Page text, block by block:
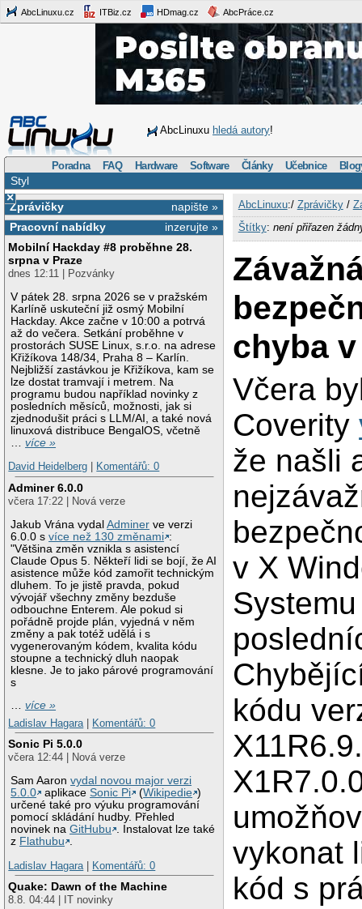
AbcLinuxu.cz ITBiz.cz HDmag.cz AbcPráce.cz
AbcLinuxu hledá autory!
Poradna FAQ Hardware Software Články Učebnice
Styl
×
napište »
Zprávičky
inzerujte »
Pracovní nabídky
Mobilní Hackday #8 proběhne 28.
srpna v Praze
dnes 12:11 | Pozvánky
V pátek 28. srpna 2026 se v pražském
Karlíně uskuteční již osmý Mobilní
Hackday. Akce začne v 10:00 a potrvá
až do večera. Setkání proběhne v
prostorách SUSE Linux, s.r.o. na adrese
Křižíkova 148/34, Praha 8 – Karlín.
Nejbližší zastávkou je Křižíkova, kam se
lze dostat tramvají i metrem. Na
programu budou například novinky z
posledních měsíců, možnosti, jak si
zjednodušit práci s LLM/AI, a také nová
linuxová distribuce BengalOS, včetně
…více »
David Heidelberg
Komentářů: 0
Adminer 6.0.0
včera 17:22 | Nová verze
Jakub Vrána vydalAdminer ve verzi
6.0.0 svíce než 130 změnami :
"Většina změn vznikla s asistencí
Claude Opus 5. Někteří lidi se bojí, že AI
asistence může kód zamořit technickým
dluhem. To je jistě pravda, pokud
vývojář všechny změny bezduše
odbouchne Enterem. Ale pokud si
pořádně projde plán, vyjedná v něm
změny a pak totéž udělá i s
vygenerovaným kódem, kvalita kódu
stoupne a technický dluh naopak
klesne. Je to jako párové programování
s
…více »
Ladislav Hagara
Komentářů: 0
Sonic Pi 5.0.0
včera 12:44 | Nová verze
Sam Aaronvydal novou major verzi
5.0.0
aplikaceSonic Pi (Wikipedie )
určené také pro výuku programování
pomocí skládání hudby. Přehled
novinek naGitHubu . Instalovat lze také
z Flathubu .
Ladislav Hagara
Komentářů: 0
Quake: Dawn of the Machine
8.8. 04:44 | IT novinky
AbcLinuxu:/ Zprávičky/
Štítky: není přiřazen
chyba v
Včera
Coverity
že našli
v X
kódu
vykonat
kód s